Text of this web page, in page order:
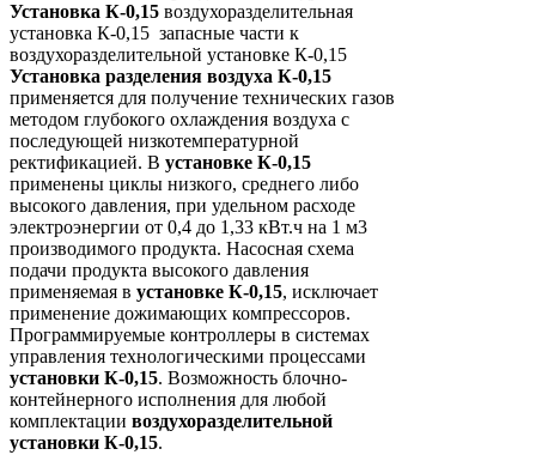
Установка К-0,15 воздухоразделительная
установка К-0,15 запасные части к
воздухоразделительной установке К-0,15
Установка разделения воздуха К-0,15
применяется для получение технических газов
методом глубокого охлаждения воздуха с
последующей низкотемпературной
ректификацией. В установке К-0,15
применены циклы низкого, среднего либо
высокого давления, при удельном расходе
электроэнергии от 0,4 до 1,33 кВт.ч на 1 м3
производимого продукта. Насосная схема
подачи продукта высокого давления
применяемая в установке К-0,15, исключает
применение дожимающих компрессоров.
Программируемые контроллеры в системах
управления технологическими процессами
установки К-0,15. Возможность блочно-
контейнерного исполнения для любой
комплектации воздухоразделительной
установки К-0,15.